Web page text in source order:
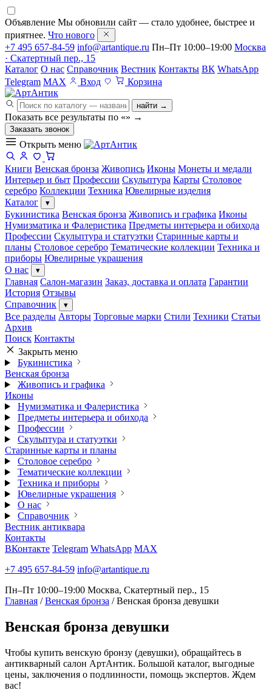
Объявление Мы обновили сайт — стало удобнее, быстрее и
приятнее. Что нового
+7 495 657-84-59 info@artantique.ru Пн–Пт 10:00–19:00 Москва
· Скатертный пер., 15
Каталог О нас Справочник Вестник Контакты ВК WhatsApp
Telegram MAX Вход Корзина
найти →
Показать все результаты по «» →
Заказать звонок
Открыть меню
Книги Венская бронза Живопись Иконы Монеты и медали
Интерьер и быт Профессии Скульптура Карты Столовое
серебро Коллекции Техника Ювелирные изделия
Каталог
▾
Букинистика Венская бронза Живопись и графика Иконы
Нумизматика и Фалеристика Предметы интерьера и обихода
Профессии Скульптура и статуэтки Старинные карты и
планы Столовое серебро Тематические коллекции Техника и
приборы Ювелирные украшения
О нас
▾
Главная Салон-магазин Заказ, доставка и оплата Гарантии
История Отзывы
Справочник
▾
Все разделы Авторы Торговые марки Стили Техники Статьи
Архив
Поиск Контакты
Закрыть меню
Букинистика
Венская бронза
Живопись и графика
Иконы
Нумизматика и Фалеристика
Предметы интерьера и обихода
Профессии
Скульптура и статуэтки
Старинные карты и планы
Столовое серебро
Тематические коллекции
Техника и приборы
Ювелирные украшения
О нас
Справочник
Вестник антиквара
Контакты
ВКонтакте Telegram WhatsApp MAX
+7 495 657-84-59 info@artantique.ru
Пн–Пт 10:00–19:00 Москва, Скатертный пер., 15
Главная / Венская бронза / Венская бронза девушки
Венская бронза девушки
Чтобы купить венскую бронзу (девушки), обращайтесь в
антикварный салон АртАнтик. Большой каталог, выгодные
цены, заключения о подлинности, помощь экспертов. Ждем
вас!